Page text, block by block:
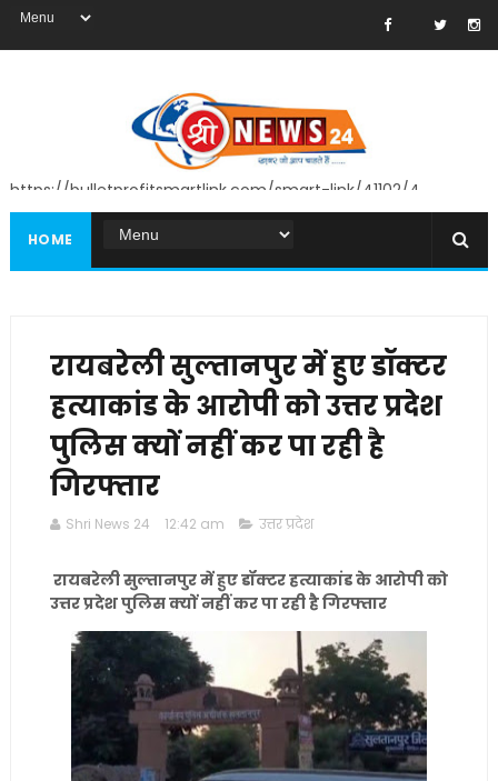
https://bulletprofitsmartlink.com/smart-link/41102/4
HOME
रायबरेली सुल्तानपुर में हुए डॉक्टर
हत्याकांड के आरोपी को उत्तर प्रदेश
पुलिस क्यों नहीं कर पा रही है
गिरफ्तार
Shri News 24 12:42 am उत्तर प्रदेश
रायबरेली सुल्तानपुर में हुए डॉक्टर हत्याकांड के आरोपी को
उत्तर प्रदेश पुलिस क्यों नहीं कर पा रही है गिरफ्तार